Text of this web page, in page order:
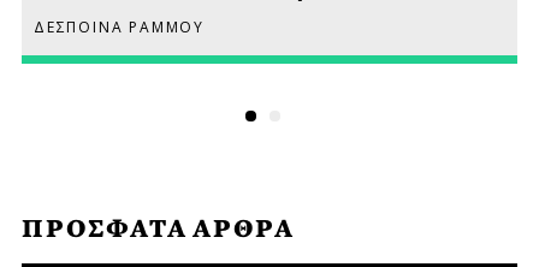
ΠΡΟΣΦΑΤΑ ΑΡΘΡΑ
ΔΕΣΠΟΙΝΑ ΡΑΜΜΟΥ